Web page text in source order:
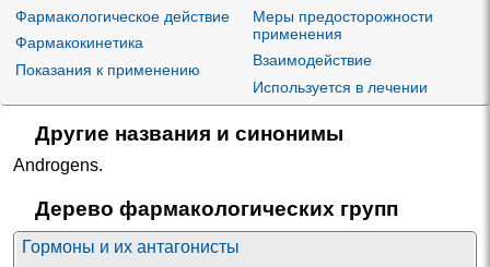
Фармакологическое действие
Фармакокинетика
Показания к применению
Меры предосторожности
применения
Взаимодействие
Используется в лечении
Другие названия и синонимы
Androgens.
Дерево фармакологических групп
Гормоны и их антагонисты